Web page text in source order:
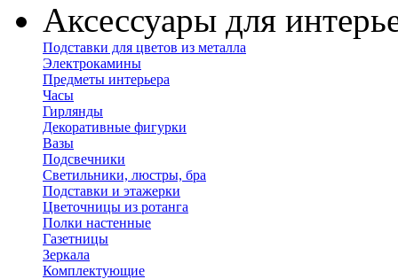
Аксессуары для
Подставки для цветов из металла
Электрокамины
Предметы интерьера
Часы
Гирлянды
Декоративные фигурки
Вазы
Подсвечники
Светильники, люстры, бра
Подставки и этажерки
Цветочницы из ротанга
Полки настенные
Газетницы
Зеркала
Комплектующие